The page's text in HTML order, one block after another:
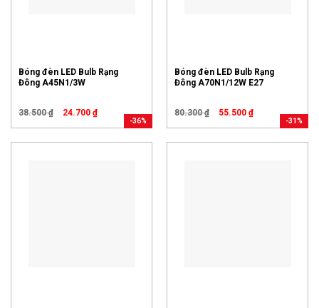
-36%
Bóng đèn LED Bulb Rạng
Đông A45N1/3W
38.500₫ 24.700 ₫
-31%
Bóng đèn LED Bulb Rạng
Đông A70N1/12W E27
80.300₫ 55.500 ₫